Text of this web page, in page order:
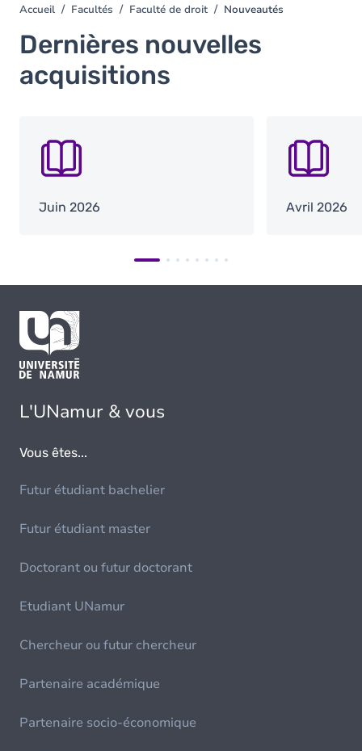
You
are
here
Accueil Facultés Faculté de droit Nouveautés
Dernières nouvelles
acquisitions
SVG
Juin 2026
SVG
Avril 2026
L'UNamur & vous
Vous êtes...
Futur étudiant bachelier
Futur étudiant master
Doctorant ou futur doctorant
Etudiant UNamur
Chercheur ou futur chercheur
Partenaire académique
Partenaire socio-économique